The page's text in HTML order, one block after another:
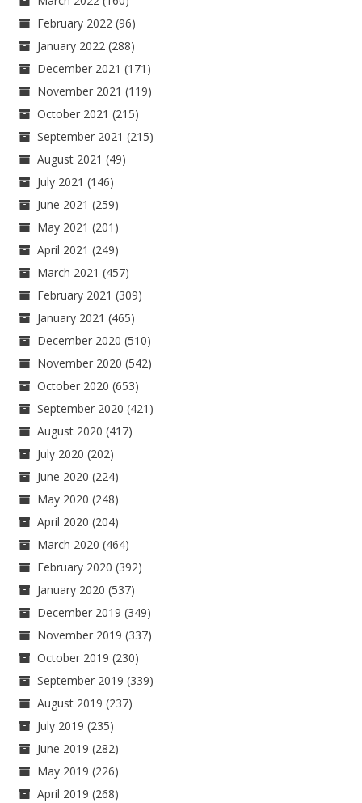
February 2022 (96)
January 2022 (288)
December 2021 (171)
November 2021 (119)
October 2021 (215)
September 2021 (215)
August 2021 (49)
July 2021 (146)
June 2021 (259)
May 2021 (201)
April 2021 (249)
March 2021 (457)
February 2021 (309)
January 2021 (465)
December 2020 (510)
November 2020 (542)
October 2020 (653)
September 2020 (421)
August 2020 (417)
July 2020 (202)
June 2020 (224)
May 2020 (248)
April 2020 (204)
March 2020 (464)
February 2020 (392)
January 2020 (537)
December 2019 (349)
November 2019 (337)
October 2019 (230)
September 2019 (339)
August 2019 (237)
July 2019 (235)
June 2019 (282)
May 2019 (226)
April 2019 (268)